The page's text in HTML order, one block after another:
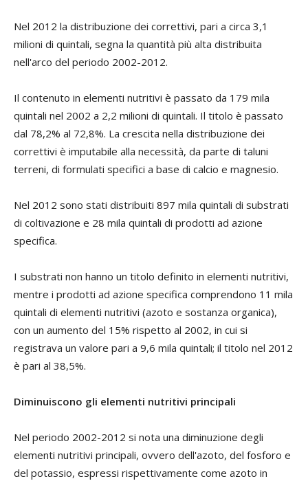
Nel 2012 la distribuzione dei correttivi, pari a circa 3,1
milioni di quintali, segna la quantità più alta distribuita
nell'arco del periodo 2002-2012.
Il contenuto in elementi nutritivi è passato da 179 mila
quintali nel 2002 a 2,2 milioni di quintali. Il titolo è passato
dal 78,2% al 72,8%. La crescita nella distribuzione dei
correttivi è imputabile alla necessità, da parte di taluni
terreni, di formulati specifici a base di calcio e magnesio.
Nel 2012 sono stati distribuiti 897 mila quintali di substrati
di coltivazione e 28 mila quintali di prodotti ad azione
specifica.
I substrati non hanno un titolo definito in elementi nutritivi,
mentre i prodotti ad azione specifica comprendono 11 mila
quintali di elementi nutritivi (azoto e sostanza organica),
con un aumento del 15% rispetto al 2002, in cui si
registrava un valore pari a 9,6 mila quintali; il titolo nel 2012
è pari al 38,5%.
Diminuiscono gli elementi nutritivi principali
Nel periodo 2002-2012 si nota una diminuzione degli
elementi nutritivi principali, ovvero dell'azoto, del fosforo e
del potassio, espressi rispettivamente come azoto in